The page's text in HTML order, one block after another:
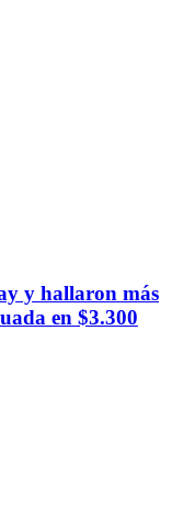
y hallaron más
en $3.300